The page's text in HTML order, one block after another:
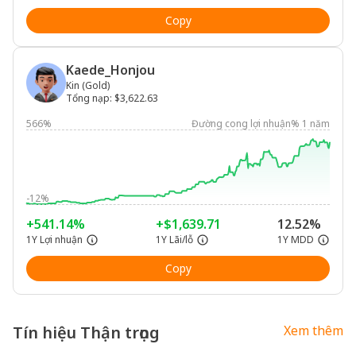
Copy
Kaede_Honjou
Kin (Gold)
Tổng nạp: $3,622.63
566%
Đường cong lợi nhuận% 1 năm
-12%
+541.14%
1Y Lợi nhuận
+$1,639.71
1Y Lãi/lỗ
12.52%
1Y MDD
Copy
Tín hiệu Thận trọng Xem thêm